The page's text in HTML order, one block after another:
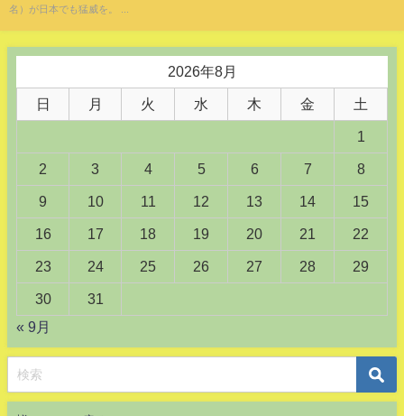
名）が日本でも猛威を。 ...
2026年8月
日 月 火 水 木 金 土
1
2 3 4 5 6 7 8
9 10 11 12 13 14 15
16 17 18 19 20 21 22
23 24 25 26 27 28 29
30
31
« 9月